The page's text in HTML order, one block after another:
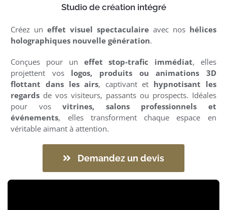
Studio de création intégré
Créez uneffet visuel spectaculaireavec nos hélices
holographiques nouvelle génération.
Conçues pour un effet stop-trafic immédiat, elles
projettent vos logos, produits ou animations 3D
flottant dans les airs, captivant et hypnotisant les
regards de vos visiteurs, passants ou prospects. Idéales
pour vosvitrines, salons professionnels et
événements, elles transforment chaque espace en
véritable aimant à attention.
Demandez un devis